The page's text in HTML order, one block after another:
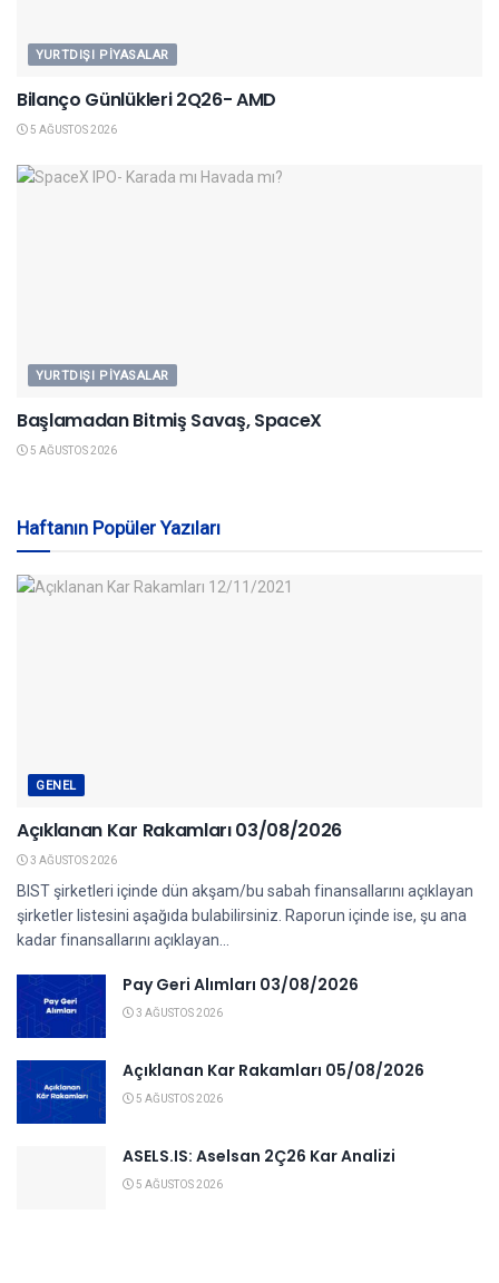
YURTDIŞI PIYASALAR
Bilanço Günlükleri 2Q26- AMD
5 AĞUSTOS 2026
YURTDIŞI PIYASALAR
Başlamadan Bitmiş Savaş, SpaceX
5 AĞUSTOS 2026
Haftanın Popüler Yazıları
GENEL
Açıklanan Kar Rakamları 03/08/2026
3 AĞUSTOS 2026
BIST şirketleri içinde dün akşam/bu sabah finansallarını açıklayan
şirketler listesini aşağıda bulabilirsiniz. Raporun içinde ise, şu ana
kadar finansallarını açıklayan...
Pay Geri Alımları 03/08/2026
3 AĞUSTOS 2026
Açıklanan Kar Rakamları 05/08/2026
5 AĞUSTOS 2026
ASELS.IS: Aselsan 2Ç26 Kar Analizi
5 AĞUSTOS 2026